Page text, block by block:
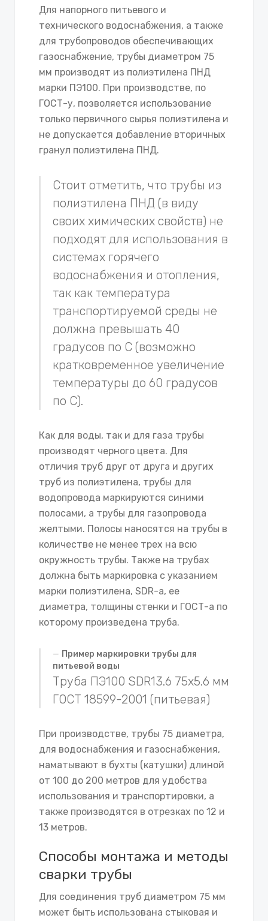
Для напорного питьевого и
технического водоснабжения, а также
для трубопроводов обеспечивающих
газоснабжение, трубы диаметром 75
мм производят из полиэтилена ПНД
марки ПЭ100. При производстве, по
ГОСТ-у, позволяется использование
только первичного сырья полиэтилена и
не допускается добавление вторичных
гранул полиэтилена ПНД.
Стоит отметить, что трубы из
полиэтилена ПНД (в виду
своих химических свойств) не
подходят для использования в
системах горячего
водоснабжения и отопления,
так как температура
транспортируемой среды не
должна превышать 40
градусов по С (возможно
кратковременное увеличение
температуры до 60 градусов
по С).
Как для воды, так и для газа трубы
производят черного цвета. Для
отличия труб друг от друга и других
труб из полиэтилена, трубы для
водопровода маркируются синими
полосами, а трубы для газопровода
желтыми. Полосы наносятся на трубы в
количестве не менее трех на всю
окружность трубы. Также на трубах
должна быть маркировка с указанием
марки полиэтилена, SDR-а, ее
диаметра, толщины стенки и ГОСТ-а по
которому произведена труба.
Пример маркировки трубы для
питьевой воды
Труба ПЭ100 SDR13.6 75х5.6 мм
ГОСТ 18599-2001 (питьевая)
При производстве, трубы 75 диаметра,
для водоснабжения и газоснабжения,
наматывают в бухты (катушки) длиной
от 100 до 200 метров для удобства
использования и транспортировки, а
также производятся в отрезках по 12 и
13 метров.
Способы монтажа и методы
сварки трубы
Для соединения труб диаметром 75 мм
может быть использована стыковая и